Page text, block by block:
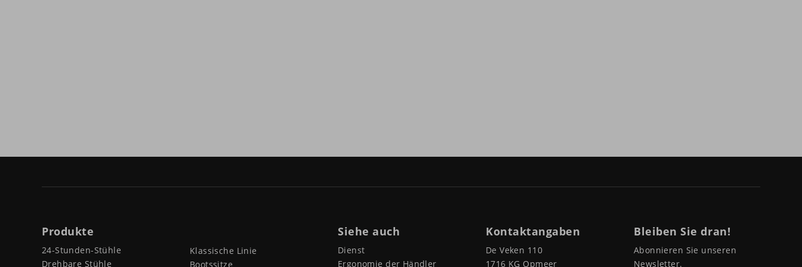
Produkte
24-Stunden-Stühle
Drehbare Stühle
Klassische Linie
Bootssitze
Siehe auch
Dienst
Ergonomie der Händler
Kontaktangaben
De Veken 110
1716 KG Opmeer
Bleiben Sie dran!
Abonnieren Sie unseren
Newsletter.